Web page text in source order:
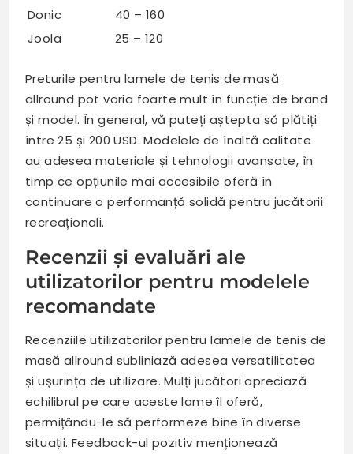
Donic
40 – 160
Joola
25 – 120
Preturile pentru lamele de tenis de masă
allround pot varia foarte mult în funcție de brand
și model. În general, vă puteți aștepta să plătiți
între 25 și 200 USD. Modelele de înaltă calitate
au adesea materiale și tehnologii avansate, în
timp ce opțiunile mai accesibile oferă în
continuare o performanță solidă pentru jucătorii
recreaționali.
Recenzii și evaluări ale
utilizatorilor pentru modelele
recomandate
Recenziile utilizatorilor pentru lamele de tenis de
masă allround subliniază adesea versatilitatea
și ușurința de utilizare. Mulți jucători apreciază
echilibrul pe care aceste lame îl oferă,
permițându-le să performeze bine în diverse
situații. Feedback-ul pozitiv menționează